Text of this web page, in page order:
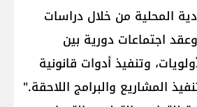
المحلية من خلال دراسات
اجتماعات دورية بين
وتنفيذ أدوات قانونية
المشاريع والبرامج اللاحقة."